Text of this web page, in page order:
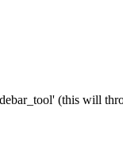
(this will